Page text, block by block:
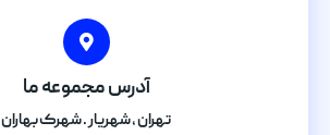
آدرس مجموعه ما
تهران , شهریار . شهرک بهاران